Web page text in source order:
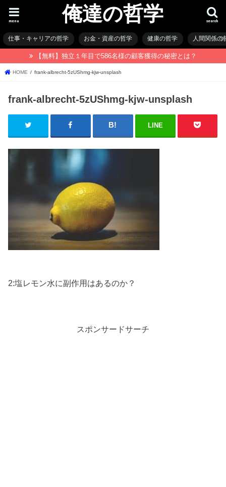
俺達の哲学 search
menu
仕事・キャリアの哲学 お金・資産の哲学 健康の哲学 人間関係の
【無料】独立１年目で586名様の顧客獲得の秘密とは？
HOME frank-albrecht-5zUShmg-kjw-unsplash
frank-albrecht-5zUShmg-kjw-unsplash
LINE
2:塩レモン水に副作用はあるのか？
スポンサードサーチ